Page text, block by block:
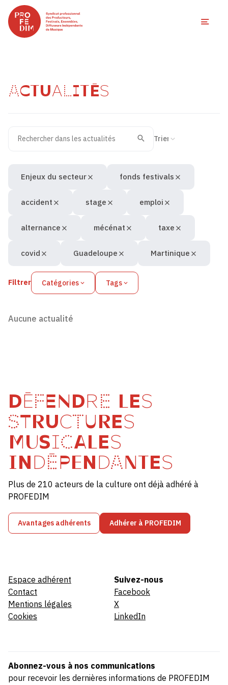
ACTUALITÉS
Recherche
Valider
Filtrer Catégories Tags
Enjeux du secteur fonds festivals
accident stage emploi
alternance mécénat taxe
covid Guadeloupe Martinique
Aucune actualité
DÉFENDRE LES
STRUCTURES
MUSICALES
INDÉPENDANTES
Plus de 210 acteurs de la culture ont déjà adhéré à
PROFEDIM
Avantages adhérents Adhérer à PROFEDIM
Espace adhérent
Contact
Mentions légales
Cookies
Suivez-nous
Facebook
X
LinkedIn
Abonnez-vous à nos communications
pour recevoir les dernières informations de PROFEDIM